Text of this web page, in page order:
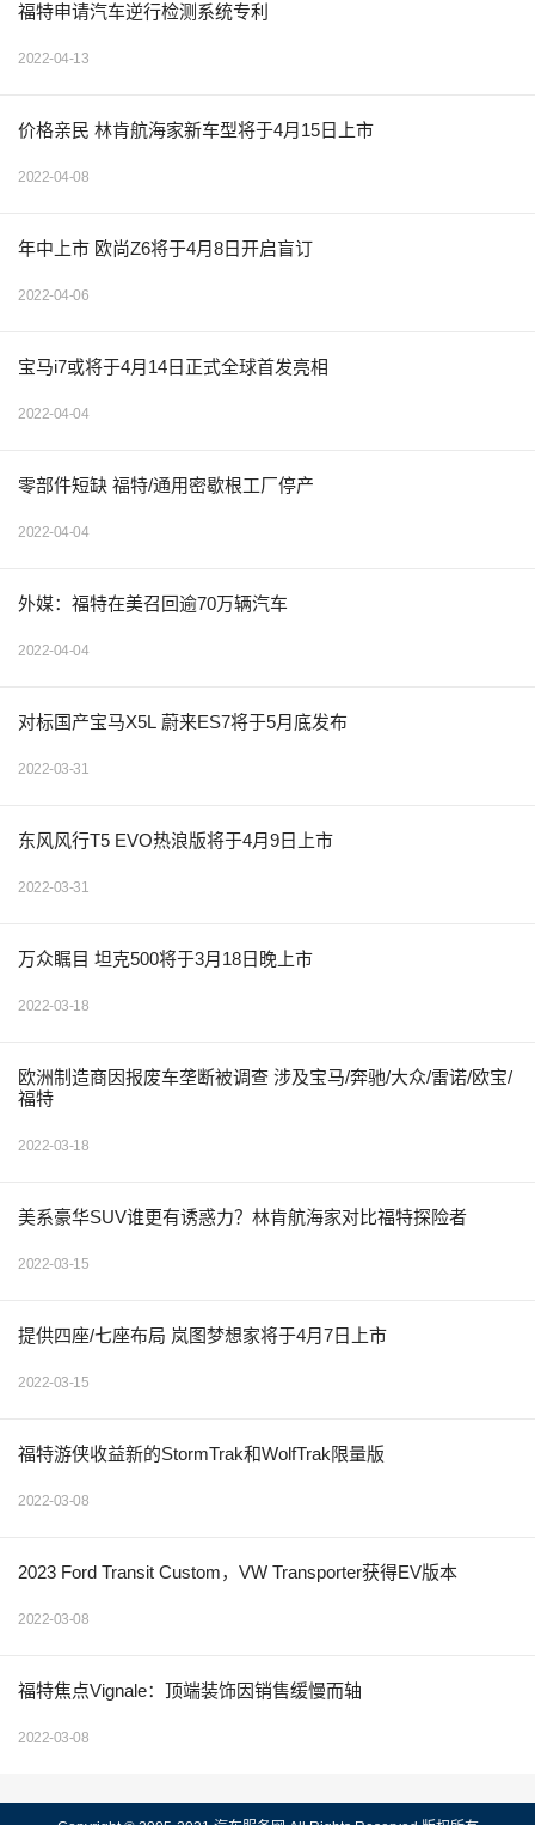
福特申请汽车逆行检测系统专利
2022-04-13
价格亲民 林肯航海家新车型将于4月15日上市
2022-04-08
年中上市 欧尚Z6将于4月8日开启盲订
2022-04-06
宝马i7或将于4月14日正式全球首发亮相
2022-04-04
零部件短缺 福特/通用密歇根工厂停产
2022-04-04
外媒：福特在美召回逾70万辆汽车
2022-04-04
对标国产宝马X5L 蔚来ES7将于5月底发布
2022-03-31
东风风行T5 EVO热浪版将于4月9日上市
2022-03-31
万众瞩目 坦克500将于3月18日晚上市
2022-03-18
欧洲制造商因报废车垄断被调查 涉及宝马/奔驰/大众/雷诺/欧宝/
福特
2022-03-18
美系豪华SUV谁更有诱惑力？林肯航海家对比福特探险者
2022-03-15
提供四座/七座布局 岚图梦想家将于4月7日上市
2022-03-15
福特游侠收益新的StormTrak和WolfTrak限量版
2022-03-08
2023 Ford Transit Custom，VW Transporter获得EV版本
2022-03-08
福特焦点Vignale：顶端装饰因销售缓慢而轴
2022-03-08